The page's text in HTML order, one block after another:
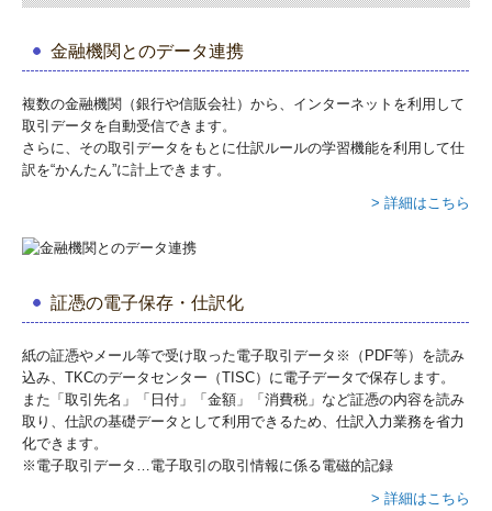
金融機関とのデータ連携
複数の金融機関（銀行や信販会社）から、インターネットを利用して
取引データを自動受信できます。
さらに、その取引データをもとに仕訳ルールの学習機能を利用して仕
訳を“かんたん”に計上できます。
> 詳細はこちら
証憑の電子保存・仕訳化
紙の証憑やメール等で受け取った電子取引データ※（PDF等）を読み
込み、TKCのデータセンター（TISC）に電子データで保存します。
また「取引先名」「日付」「金額」「消費税」など証憑の内容を読み
取り、仕訳の基礎データとして利用できるため、仕訳入力業務を省力
化できます。
※電子取引データ…電子取引の取引情報に係る電磁的記録
> 詳細はこちら